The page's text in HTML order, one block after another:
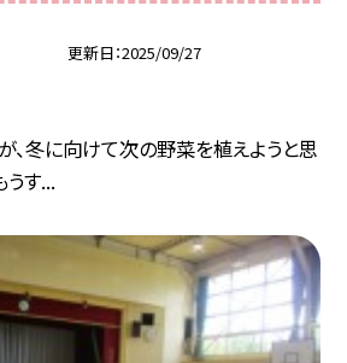
更新日 2025/09/27
、冬に向けて次の野菜を植えようと思
うす...